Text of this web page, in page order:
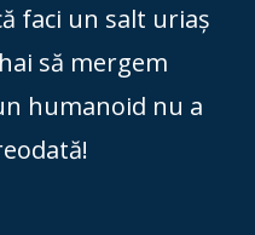
faci un salt uriaș
să mergem
humanoid nu a